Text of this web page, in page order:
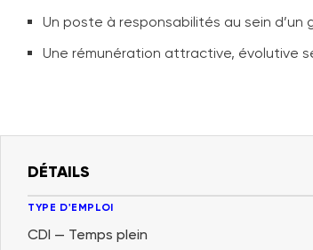
Un poste à responsabilités au sein d’un
Une rémunération attractive, évolutive
DÉTAILS
TYPE D'EMPLOI
CDI — Temps plein